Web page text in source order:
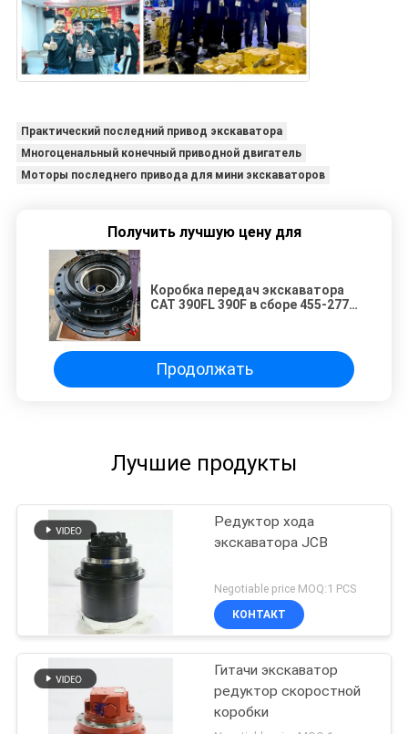
Практический последний привод экскаватора
Многоценальный конечный приводной двигатель
Моторы последнего привода для мини экскаваторов
Получить лучшую цену для
Коробка передач экскаватора
CAT 390FL 390F в сборе 455-2770
система привода перемещения
Часть трансмиссии тяжелого
оборудования
Продолжать
Лучшие продукты
Редуктор хода
экскаватора JCB
Negotiable price MOQ:1 PCS
КОНТАКТ
Гитачи экскаватор
редуктор скоростной
коробки